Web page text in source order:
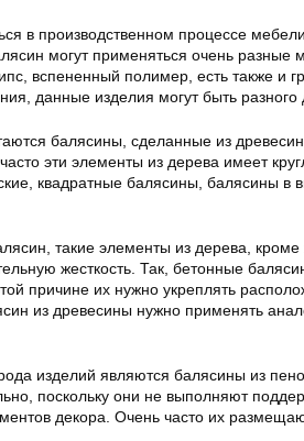
в производственном процессе
могут применяться очень разные
вспененный полимер, есть также и
данные изделия могут быть разного
балясины, сделанные из
эти элементы из дерева имеет
квадратные балясины, балясины в
такие элементы из дерева,
жесткость. Так, бетонные
причине их нужно укреплять
из древесины нужно применять
изделий являются балясины из
поскольку они не выполняют
декора. Очень часто их